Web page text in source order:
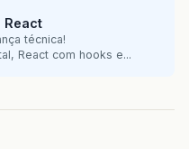
React
técnica!
React com hooks e...